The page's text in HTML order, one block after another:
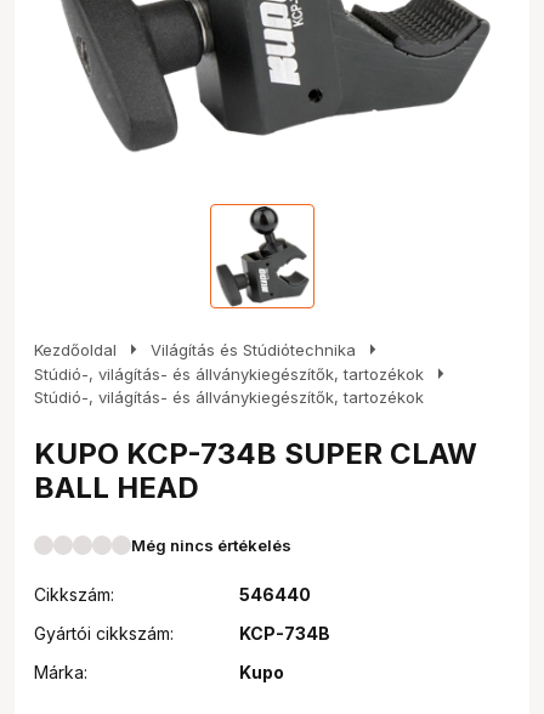
Kezdőoldal arrow_right Világítás és Stúdiótechnika arrow_right
Stúdió-, világítás- és állványkiegészítők, tartozékok arrow_right
Stúdió-, világítás- és állványkiegészítők, tartozékok
KUPO KCP-734B SUPER CLAW
BALL HEAD
Még nincs értékelés
Cikkszám:
546440
Gyártói cikkszám:
KCP-734B
Márka:
Kupo